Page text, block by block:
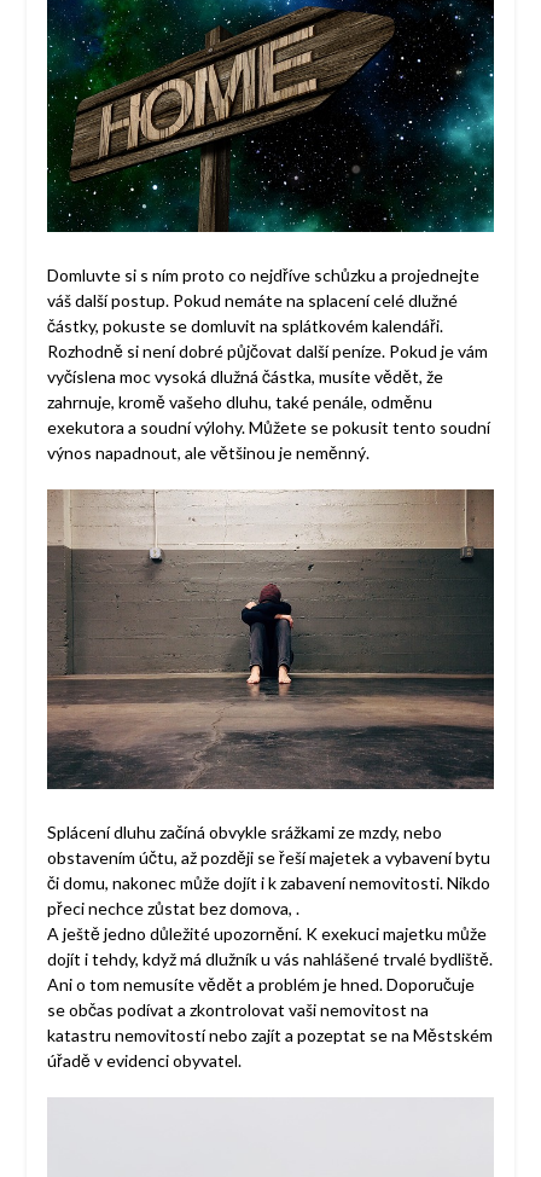
Domluvte si s ním proto co nejdříve schůzku a projednejte
váš další postup. Pokud nemáte na splacení celé dlužné
částky, pokuste se domluvit na splátkovém kalendáři.
Rozhodně si není dobré půjčovat další peníze. Pokud je vám
vyčíslena moc vysoká dlužná částka, musíte vědět, že
zahrnuje, kromě vašeho dluhu, také penále, odměnu
exekutora a soudní výlohy. Můžete se pokusit tento soudní
výnos napadnout, ale většinou je neměnný.
Splácení dluhu začíná obvykle srážkami ze mzdy, nebo
obstavením účtu, až později se řeší majetek a vybavení bytu
či domu, nakonec může dojít i k zabavení nemovitosti. Nikdo
přeci nechce zůstat bez domova, .
A ještě jedno důležité upozornění. K exekuci majetku může
dojít i tehdy, když má dlužník u vás nahlášené trvalé bydliště.
Ani o tom nemusíte vědět a problém je hned. Doporučuje
se občas podívat a zkontrolovat vaši nemovitost na
katastru nemovitostí nebo zajít a pozeptat se na Městském
úřadě v evidenci obyvatel.